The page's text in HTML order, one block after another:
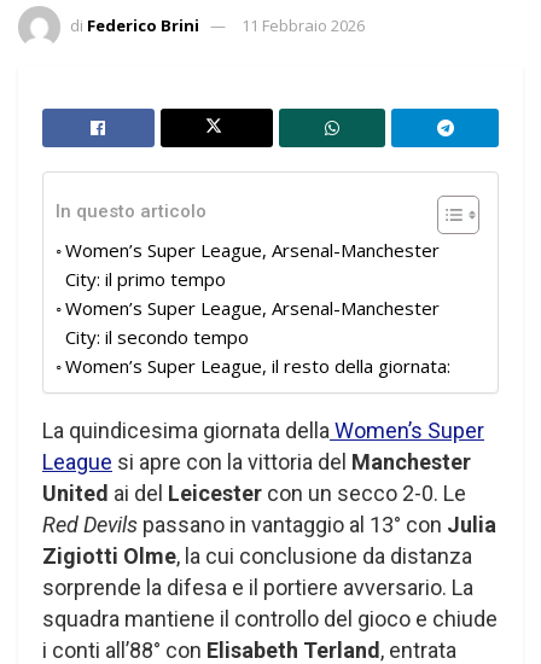
di Federico Brini 11 Febbraio 2026
In questo articolo
Women’s Super League, Arsenal-Manchester
City: il primo tempo
Women’s Super League, Arsenal-Manchester
City: il secondo tempo
Women’s Super League, il resto della giornata:
La quindicesima giornata della Women’s Super
League si apre con la vittoria del Manchester
United ai del Leicester con un secco 2-0. Le
Red Devils passano in vantaggio al 13° con Julia
Zigiotti Olme, la cui conclusione da distanza
sorprende la difesa e il portiere avversario. La
squadra mantiene il controllo del gioco e chiude
i conti all’88° con Elisabeth Terland, entrata